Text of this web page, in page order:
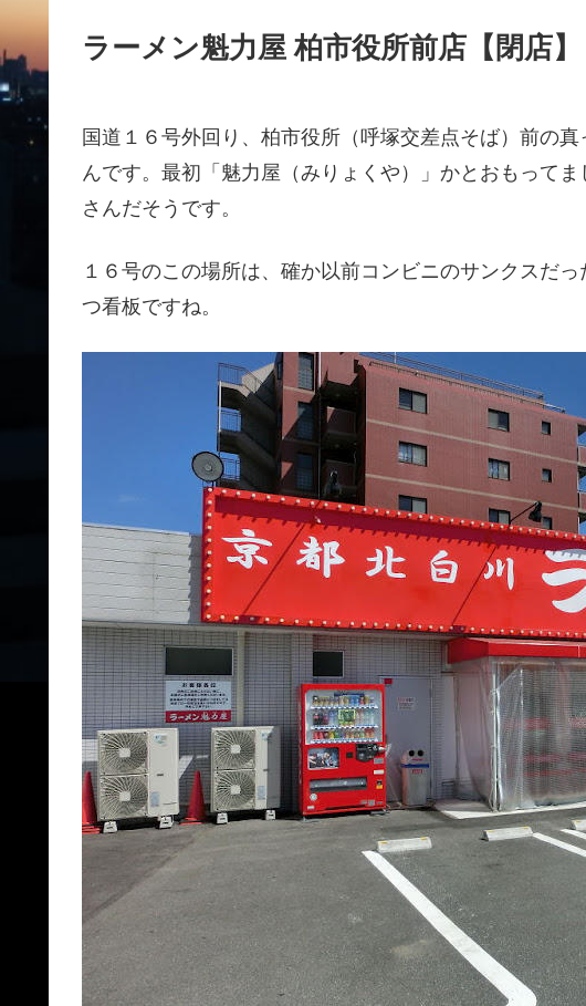
ラーメン魁力屋 柏市役所前店【閉店】
国道１６号外回り、柏市役所（呼塚交差点そば）前の
んです。最初「魅力屋（みりょくや）」かとおもって
さんだそうです。
１６号のこの場所は、確か以前コンビニのサンクスだ
つ看板ですね。